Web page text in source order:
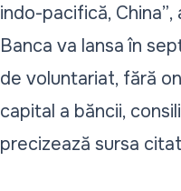
indo-pacifică, China”,
Banca va lansa în
de voluntariat, fără
capital a băncii,
precizează sursa